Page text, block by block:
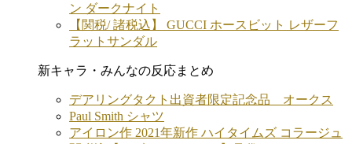
ン ダークナイト
【関税/ 諸税込】 GUCCI ホースビット レザーフ
ラットサンダル
新キャラ・みんなの反応まとめ
デアリングタクト出資者限定記念品 オークス
Paul Smith シャツ
アイロン作 2021年新作 ハイタイムズ コラージュ